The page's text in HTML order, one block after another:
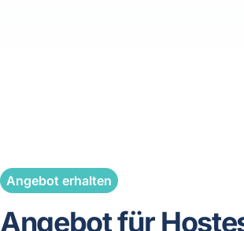
Angebot erhalten
Angebot für